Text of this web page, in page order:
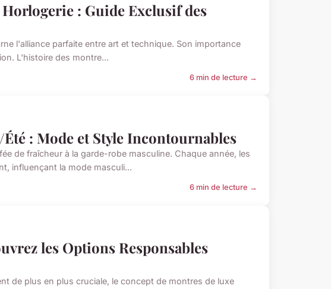
: Guide Exclusif des
l'alliance parfaite entre art et technique. Son importance
L'histoire des montre...
6 min de lecture →
: Mode et Style Incontournables
de fraîcheur à la garde-robe masculine. Chaque année, les
influençant la mode masculi...
6 min de lecture →
les Options Responsables
de plus en plus cruciale, le concept de montres de luxe